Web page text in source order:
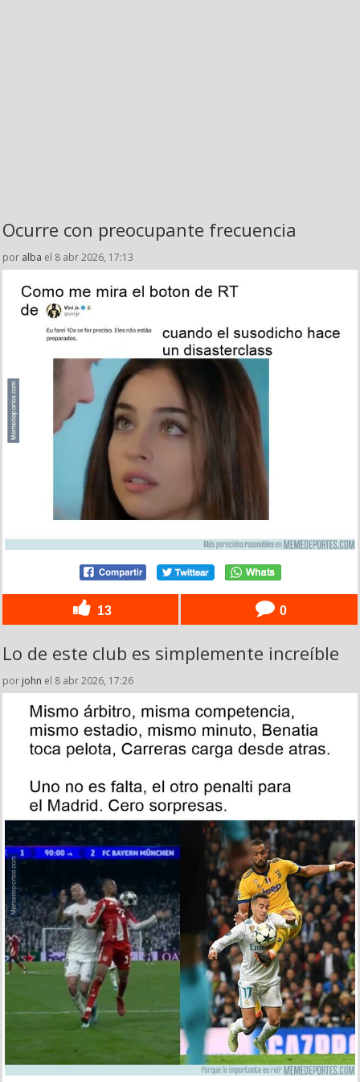
Ocurre con preocupante frecuencia
por alba el 8 abr 2026, 17:13
13 0
Lo de este club es simplemente increíble
por john el 8 abr 2026, 17:26